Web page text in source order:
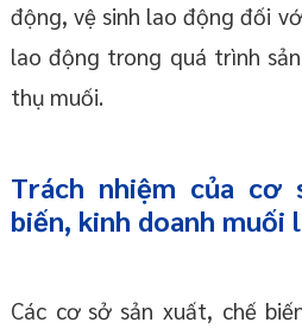
động, vệ sinh lao động đối
lao động trong quá trình
thụ muối.
Trách nhiệm của cơ
biến, kinh doanh muối
Các cơ sở sản xuất, chế